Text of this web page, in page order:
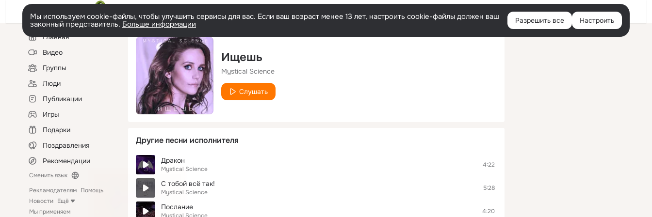
Войти
Мы используем cookie-файлы, чтобы улучшить сервисы для вас. Если ваш возраст менее 13 лет, настроить cookie-файлы должен ваш
законный представитель. Больше информации Разрешить все Настроить
Левая
колонкаГлавная
Видео
Группы
Люди
Публикации
Игры
Подарки
Поздравления
Рекомендации
Сменить язык
Рекламодателям Помощь
Новости Ещё
Мы применяем
Ищешь
Mystical Science
Слушать
Другие песни исполнителя
Дракон
Mystical Science
4:22
С тобой всё так!
Mystical Science
5:28
Послание 4:20